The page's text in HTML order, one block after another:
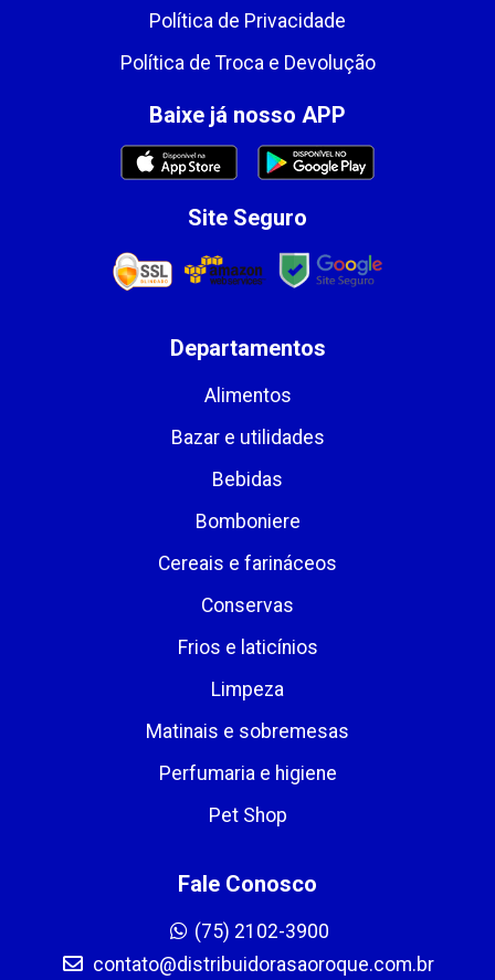
Política de Privacidade
Política de Troca e Devolução
Baixe já nosso APP
Site Seguro
Departamentos
Alimentos
Bazar e utilidades
Bebidas
Bomboniere
Cereais e farináceos
Conservas
Frios e laticínios
Limpeza
Matinais e sobremesas
Perfumaria e higiene
Pet Shop
Fale Conosco
(75) 2102-3900
contato@distribuidorasaoroque.com.br